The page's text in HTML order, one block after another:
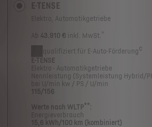
E-TENSE
Elektro, Automatikgetriebe
Ab 43.910 € inkl. MwSt. *
qualifiziert für E-Auto-Förderung c
E-TENSE
Elektro - Automatikgetriebe
Nennleistung (Systemleistung Hybrid/
bei U/min kw / PS / U/min
115/156
Werte nach WLTP**:
Energieverbrauch
15,6 kWh/100 km (kombiniert)